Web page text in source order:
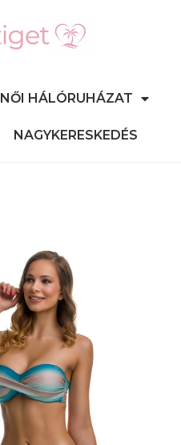
NŐI HÁLÓRUHÁZAT
NAGYKERESKEDÉS